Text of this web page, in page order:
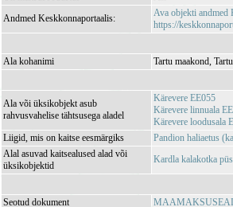
Andmed Keskkonnaportaalis:
Ava objekti andmed
https://
Ala kohanimi
Tartu maakond,
Ala või üksikobjekt asub
rahvusvahelise tähtsusega aladel
Kärevere EE055
Kärevere linnuala
Kärevere loodusala
Liigid, mis on kaitse eesmärgiks
Pandion haliaetus
Alal asuvad kaitsealused alad või
üksikobjektid
Kardla kalakotka
Seotud dokument